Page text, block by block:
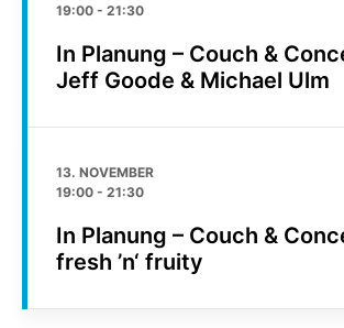
19:00 - 21:30
In Planung – Couch &
Jeff Goode & Michael Ulm
13. NOVEMBER
19:00 - 21:30
In Planung – Couch &
fresh ’n‘ fruity